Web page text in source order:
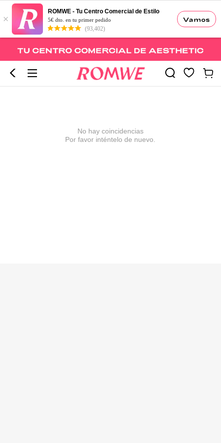
Vamos
×
ROMWE - Tu Centro Comercial de Estilo
5€ dto. en tu primer pedido
(93,402)
No hay coincidencias
Por favor inténtelo de nuevo.